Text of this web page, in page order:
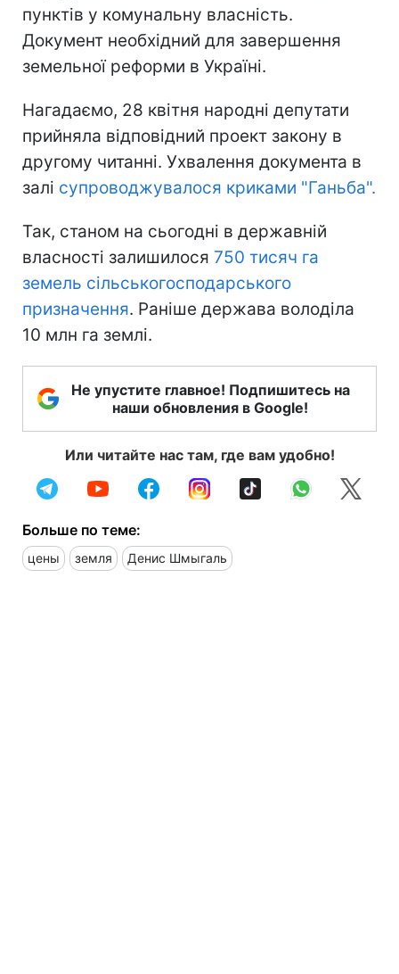
пунктів у комунальну власність.
Документ необхідний для завершення
земельної реформи в Україні.
Нагадаємо, 28 квітня народні депутати
прийняла відповідний проект закону в
другому читанні. Ухвалення документа в
залі супроводжувалося криками "Ганьба".
Так, станом на сьогодні в державній
власності залишилося 750 тисяч га
земель сільськогосподарського
призначення. Раніше держава володіла
10 млн га землі.
Не упустите главное! Подпишитесь на
наши обновления в Google!
Или читайте нас там, где вам удобно!
Больше по теме:
цены земля Денис Шмыгаль